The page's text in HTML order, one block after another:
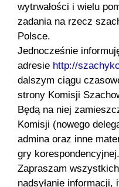
wytrwałości i wielu
zadania na rzecz
Polsce.
Jednocześnie
adresie http://
dalszym ciągu
strony Komisji
Będą na niej
Komisji (nowego
admina oraz inne
gry korespondencyjnej.
Zapraszam
nadsyłanie informacji,